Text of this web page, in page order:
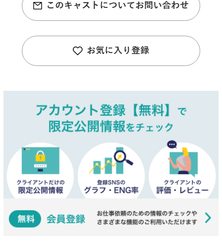
このキャストについてお問い合わせ
お気に入り登録